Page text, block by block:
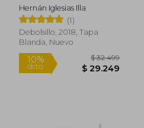
Hernán Iglesias Illa
(1)
Debolsillo, 2018, Tapa
Blanda, Nuevo